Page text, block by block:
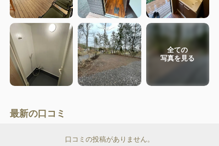
全ての
写真を見る
最新の口コミ
口コミの投稿がありません。